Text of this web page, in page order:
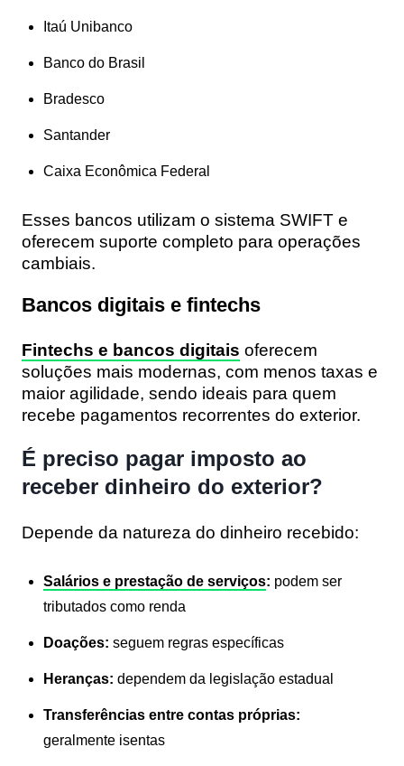
Itaú Unibanco
Banco do Brasil
Bradesco
Santander
Caixa Econômica Federal
Esses bancos utilizam o sistema SWIFT e
oferecem suporte completo para operações
cambiais.
Bancos digitais e fintechs
Fintechs e bancos digitais oferecem
soluções mais modernas, com menos taxas e
maior agilidade, sendo ideais para quem
recebe pagamentos recorrentes do exterior.
É preciso pagar imposto ao
receber dinheiro do exterior?
Depende da natureza do dinheiro recebido:
Salários e prestação de serviços: podem ser
tributados como renda
Doações: seguem regras específicas
Heranças: dependem da legislação estadual
Transferências entre contas próprias:
geralmente isentas